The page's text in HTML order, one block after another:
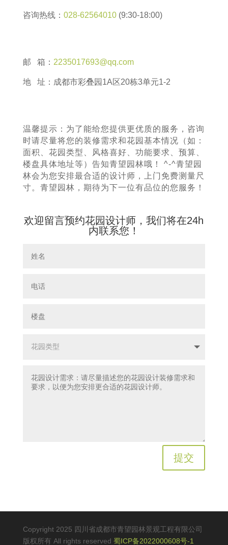
咨询热线： 028-62564010(9:30-18:00)
邮 箱： 2235017693@qq.com
地 址：成都市彩叠园1A区20栋3单元1-2
温馨提示：为了能给您提供更优质的服务，咨询
时请尽量将您的装修需求和花园基本情况（如：
面积、花园类型、风格喜好、功能要求、预算、
楼盘具体地址等）告知青望园林哦！ ^-^青望园
林会为您安排最合适的设计师，上门免费测量尺
寸。青望园林，期待为下一位有品位的您服务！
欢迎留言预约花园设计师，我们将在24h
内联系您！
提交
Copyright 2025 四川省成都市青望园林景观工程有限公司
版权所有 All rights reserved 蜀ICP备2022000608号-1